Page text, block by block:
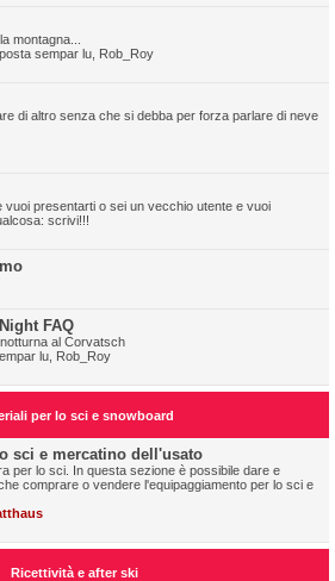
montagna...
sempar lu Rob_Roy
di altro senza che si debba per forza parlare di neve
vuoi presentarti o sei un vecchio utente e vuoi
scrivi!!!
FAQ
al Corvatsch
lu Rob_Roy
per lo sci e snowboard
sci e mercatino dell'usato
per lo sci. In questa sezione è possibile dare e
comprare o vendere l'equipaggiamento per lo sci e
Ricettività e after ski